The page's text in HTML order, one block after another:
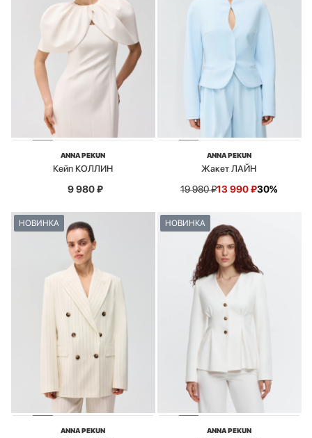
ANNA PEKUN
Кейп КОЛЛИН
9 980₽
ANNA PEKUN
Жакет ЛАЙН
19 980₽13 990₽30%
НОВИНКА
ANNA PEKUN
НОВИНКА
ANNA PEKUN